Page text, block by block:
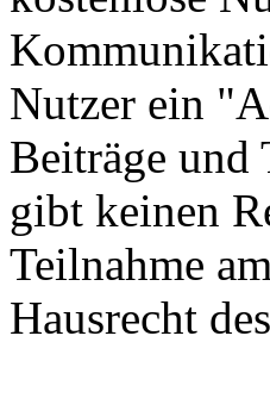
Nutzer ein
Beiträge und
gibt keinen
Teilnahme
Hausrecht